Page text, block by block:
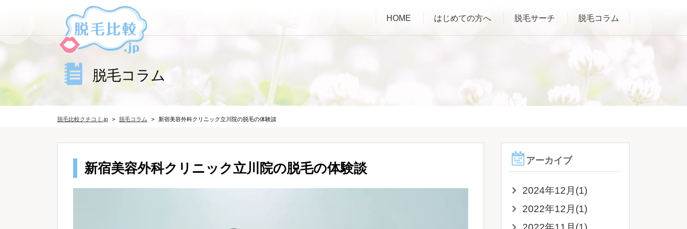
HOME はじめての方へ 脱毛サーチ 脱毛コラム
脱毛コラム
脱毛比較クチコミ.jp 脱毛コラム 新宿美容外科クリニック立川院の脱毛の体験談
新宿美容外科クリニック立川院の脱毛の体験談 アーカイブ
2024年12月(1)
2022年12月(1)